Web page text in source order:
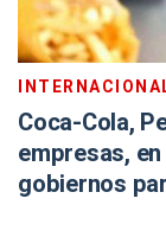
Coca-Cola,
empresas,
gobiernos